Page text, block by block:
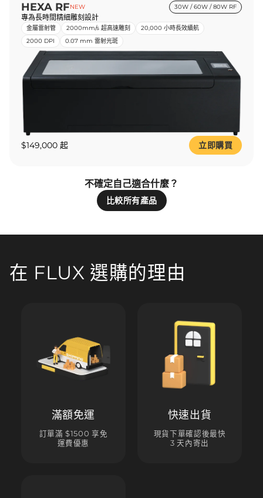
HEXA RFNEW 30W / 60W / 80W RF
專為長時間精細雕刻設計
金屬雷射管 2000mm/s 超高速雕刻
20,000 小時長效續航
2000 DPI
0.07 mm 雷射光斑
$149,000 起 立即購買
不確定自己適合什麼？
比較所有產品
在 FLUX 選購的理由
滿額免運
訂單滿 $1500 享免
運費優惠
快速出貨
現貨下單確認後最快
3 天內寄出